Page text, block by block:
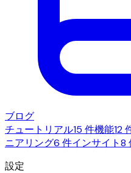
ブログ
チュートリアル15 件機能12
ニアリング6 件インサイト8
設定